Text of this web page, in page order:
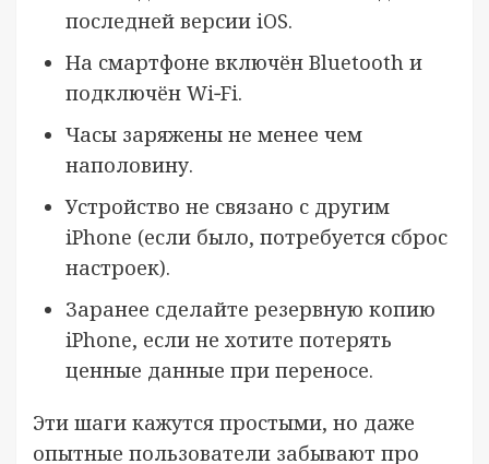
последней версии iOS.
На смартфоне включён Bluetooth и
подключён Wi‑Fi.
Часы заряжены не менее чем
наполовину.
Устройство не связано с другим
iPhone (если было, потребуется сброс
настроек).
Заранее сделайте резервную копию
iPhone, если не хотите потерять
ценные данные при переносе.
Эти шаги кажутся простыми, но даже
опытные пользователи забывают про